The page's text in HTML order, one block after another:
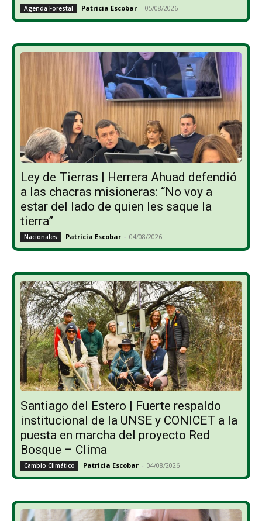
Agenda Forestal Patricia Escobar - 05/08/2026
Ley de Tierras | Herrera Ahuad defendió
a las chacras misioneras: “No voy a
estar del lado de quien les saque la
tierra”
Nacionales Patricia Escobar - 04/08/2026
Santiago del Estero | Fuerte respaldo
institucional de la UNSE y CONICET a la
puesta en marcha del proyecto Red
Bosque – Clima
Cambio Climático Patricia Escobar - 04/08/2026